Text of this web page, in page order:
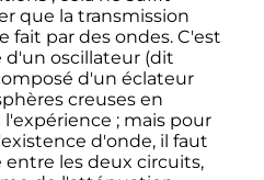
que la transmission
fait par des ondes. C'est
d'un oscillateur (dit
d'un éclateur
creuses en
l'expérience ; mais pour
d'onde, il faut
entre les deux circuits,